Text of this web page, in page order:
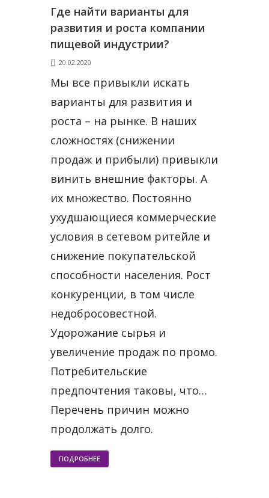
Где найти варианты для
развития и роста компании
пищевой индустрии?
20.02.2020
Мы все привыкли искать
варианты для развития и
роста – на рынке. В наших
сложностях (снижении
продаж и прибыли) привыкли
винить внешние факторы. А
их множество. Постоянно
ухудшающиеся коммерческие
условия в сетевом ритейле и
снижение покупательской
способности населения. Рост
конкуренции, в том числе
недобросовестной.
Удорожание сырья и
увеличение продаж по промо.
Потребительские
предпочтения таковы, что…
Перечень причин можно
продолжать долго.
ПОДРОБНЕЕ